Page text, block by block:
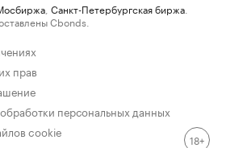
Санкт-Петербургская биржа
Cbonds.
прав
персональных данных
cookie
18+